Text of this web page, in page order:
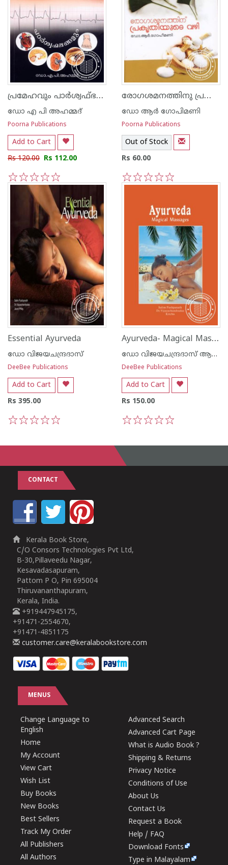
പ്രമേഹവും പാര്‍ശ്വഫ്ഭലങ്ങളും
ഡോ എ പി അഹമ്മദ്
Poorna Publications
Add to Cart
Rs 120.00 Rs 112.00
5
4
3
2
1
രോഗശമനത്തിനു പ്രകൃതിയുടെ വഴി
ഡോ ആര്‍ ഗോപിമണി
Poorna Publications
Out of Stock
Rs 60.00
5
4
3
2
1
Essential Ayurveda
ഡോ വിജയചന്ദ്രദാസ്
DeeBee Publications
Add to Cart
Rs 395.00
Ayurveda- Magical Massages
ഡോ വിജയചന്ദ്രദാസ് ആന്റ് ജേക്കബ്ബ് ഫിലിപ്പ്
DeeBee Publications
Add to Cart
Rs 150.00
CONTACT
Kerala Book Store,
C/O Consors Technologies Pvt Ltd,
B-30,Pillaveedu Nagar,
Kesavadasapuram,
Pattom P O, Pin 695004
Thiruvananthapuram,
Kerala, India.
+919447945175,
+91471-2554670,
+91471-4851175
customer.care@keralabookstore.com
MENUS
Change Language to
English
Home
My Account
View Cart
Wish List
Buy Books
New Books
Best Sellers
Track My Order
All Publishers
All Authors
Advanced Search
Advanced Cart Page
What is Audio Book ?
Shipping & Returns
Privacy Notice
Conditions of Use
About Us
Contact Us
Request a Book
Help / FAQ
Download Fonts
Type in Malayalam